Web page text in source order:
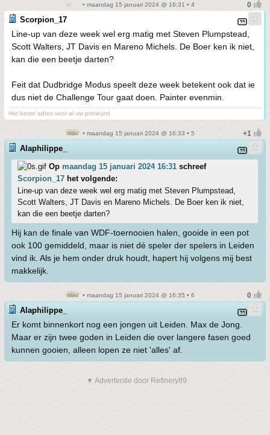
• maandag 15 januari 2024 @ 16:31 • 4
Scorpion_17
Line-up van deze week wel erg matig met Steven Plumpstead,
Scott Walters, JT Davis en Mareno Michels. De Boer ken ik niet,
kan die een beetje darten?
Feit dat Dudbridge Modus speelt deze week betekent ook dat ie
dus niet de Challenge Tour gaat doen. Painter evenmin.
Het beste adres voor al uw primeurs!
• maandag 15 januari 2024 @ 16:33 • 5
Alaphilippe_
Op maandag 15 januari 2024 16:31 schreef
Scorpion_17 het volgende:
Line-up van deze week wel erg matig met Steven Plumpstead,
Scott Walters, JT Davis en Mareno Michels. De Boer ken ik niet,
kan die een beetje darten?
Hij kan de finale van WDF-toernooien halen, gooide in een pot
ook 100 gemiddeld, maar is niet dé speler der spelers in Leiden
vind ik. Als je hem onder druk houdt, hapert hij volgens mij best
makkelijk.
• maandag 15 januari 2024 @ 16:35 • 6
Alaphilippe_
Er komt binnenkort nog een jongen uit Leiden. Max de Jong.
Maar er zijn twee goden in Leiden die over langere fasen goed
kunnen gooien, alleen lopen ze niet 'alles' af.
▼ Advertentie door Refinery89